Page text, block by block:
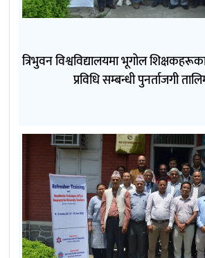
त्रिभुवन विश्वविद्यालयमा भूगोल
प्रविधि सम्बन्धी पुनर्ताजगी